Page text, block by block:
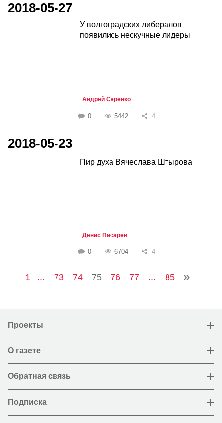
2018-05-27
У волгоградских либералов
появились нескучные лидеры
Андрей Серенко
0 5442 4
2018-05-23
Пир духа Вячеслава Штырова
Денис Писарев
0 6704 4
1 ... 73 74 75 76 77 ... 85
Проекты
О газете
Обратная связь
Подписка